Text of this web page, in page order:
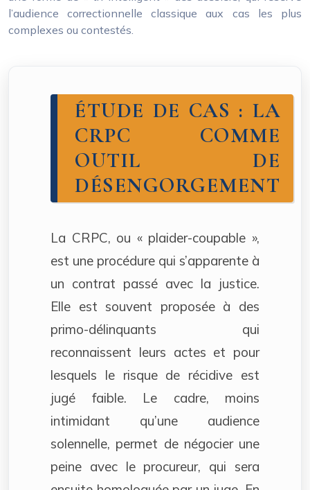
l’audience correctionnelle classique aux cas les plus
complexes ou contestés.
ÉTUDE DE CAS : LA
CRPC COMME
OUTIL DE
DÉSENGORGEMENT
La CRPC, ou « plaider-coupable »,
est une procédure qui s’apparente à
un contrat passé avec la justice.
Elle est souvent proposée à des
primo-délinquants qui
reconnaissent leurs actes et pour
lesquels le risque de récidive est
jugé faible. Le cadre, moins
intimidant qu’une audience
solennelle, permet de négocier une
peine avec le procureur, qui sera